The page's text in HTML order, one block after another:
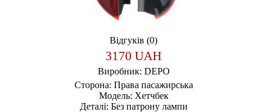
Відгуків (0)
3170 UAH
Виробник: DEPO
Сторона: Права пасажирська
Модель: Хетчбек
Деталі: Без патрону лампи